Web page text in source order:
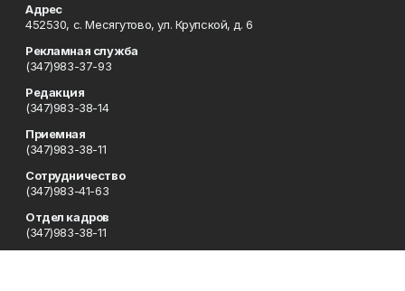
Адрес
452530, с. Месягутово, ул. Крупской, д. 6
Рекламная служба
(347)983-37-93
Редакция
(347)983-38-14
Приемная
(347)983-38-11
Сотрудничество
(347)983-41-63
Отдел кадров
(347)983-38-11